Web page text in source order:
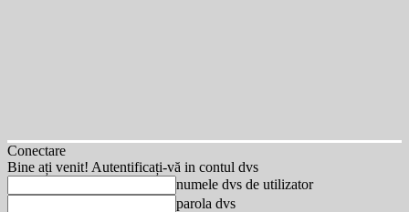
Conectare
Bine ați venit! Autentificați-vă in contul dvs
numele dvs de utilizator
parola dvs